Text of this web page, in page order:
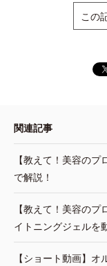
この
関連記事
【教えて！美容の
で解説！
【教えて！美容の
イトニングジェルを
【ショート動画】